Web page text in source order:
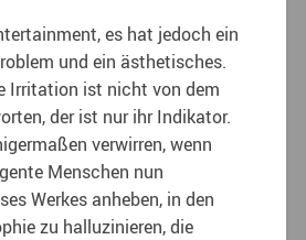
es hat jedoch ein
und ein ästhetisches.
Irritation ist nicht von dem
der ist nur ihr Indikator.
verwirren, wenn
Menschen nun
Werkes anheben, in den
zu halluzinieren, die